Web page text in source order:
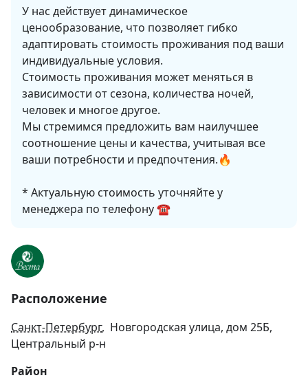
У нас действует динамическое
ценообразование, что позволяет гибко
адаптировать стоимость проживания под ваши
индивидуальные условия.
Стоимость проживания может меняться в
зависимости от сезона, количества ночей,
человек и многое другое.
Мы стремимся предложить вам наилучшее
соотношение цены и качества, учитывая все
ваши потребности и предпочтения.🔥
* Актуальную стоимость уточняйте у
менеджера по телефону ☎
Расположение
Санкт-Петербург, Новгородская улица, дом 25Б,
Центральный р-н
Район